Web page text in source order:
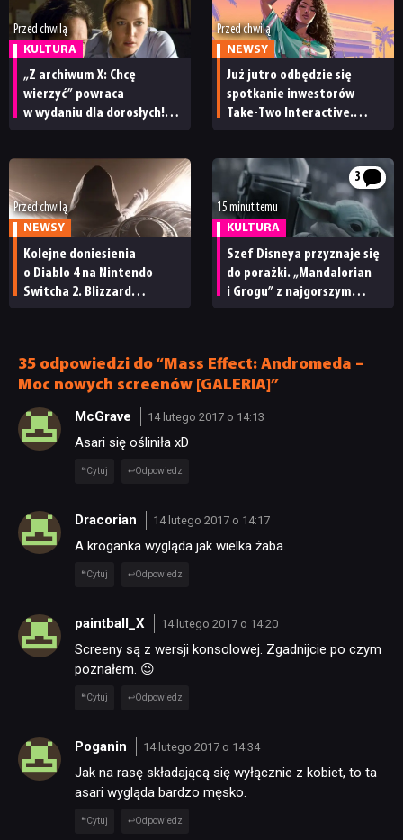
Przed chwilą
KULTURA
„Z archiwum X: Chcę
wierzyć” powraca
w wydaniu dla dorosłych!
Przed chwilą
NEWSY
Już jutro odbędzie się
spotkanie inwestorów
Take-Two Interactive.
Przed chwilą
NEWSY
Kolejne doniesienia
o Diablo 4 na Nintendo
Switcha 2. Blizzard
3
15 minut temu
KULTURA
Szef Disneya przyznaje się
do porażki. „Mandalorian
i Grogu” z najgorszym
35 odpowiedzi do “Mass Effect: Andromeda –
Moc nowych screenów [GALERIA]”
McGrave 14 lutego 2017 o 14:13
Asari się ośliniła xD
Cytuj Odpowiedz
Dracorian 14 lutego 2017 o 14:17
A kroganka wygląda jak wielka żaba.
Cytuj Odpowiedz
paintball_X 14 lutego 2017 o 14:20
Screeny są z wersji konsolowej. Zgadnijcie po czym
poznałem. 😉
Cytuj Odpowiedz
Poganin 14 lutego 2017 o 14:34
Jak na rasę składającą się wyłącznie z kobiet, to ta
asari wygląda bardzo męsko.
Cytuj Odpowiedz